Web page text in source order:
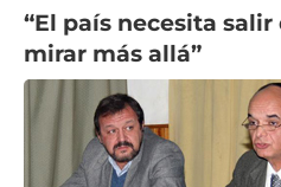
“El país necesita
mirar más allá”